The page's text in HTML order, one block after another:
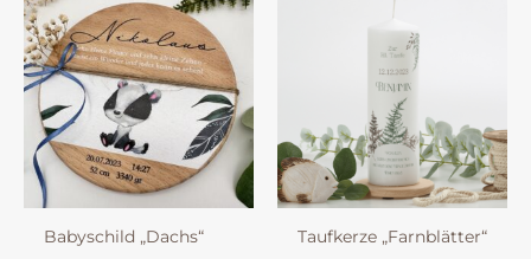
Babyschild „Dachs“
Taufkerze „Farnblätter“